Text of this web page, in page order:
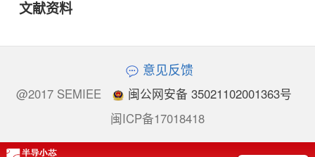
文献资料
意见反馈
@2017 SEMIEE
闽公网安备 35021102001363号
闽ICP备17018418